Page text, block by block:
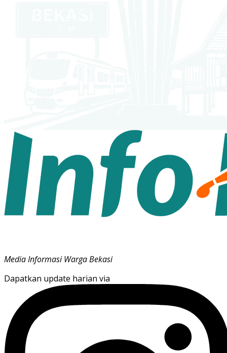
Media Informasi Warga Bekasi
Dapatkan update harian via